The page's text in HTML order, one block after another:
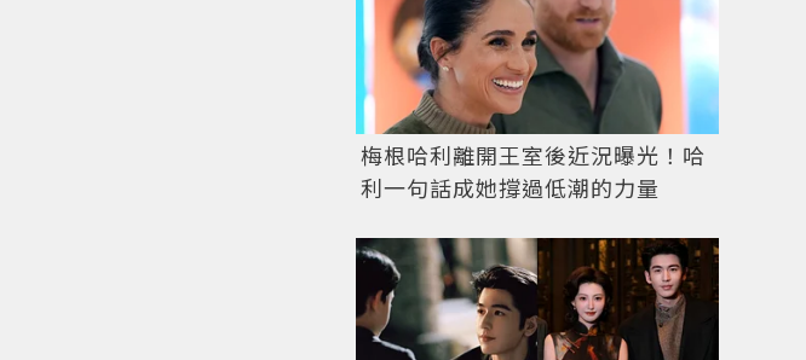
梅根哈利離開王室後近況曝光！哈
利一句話成她撐過低潮的力量